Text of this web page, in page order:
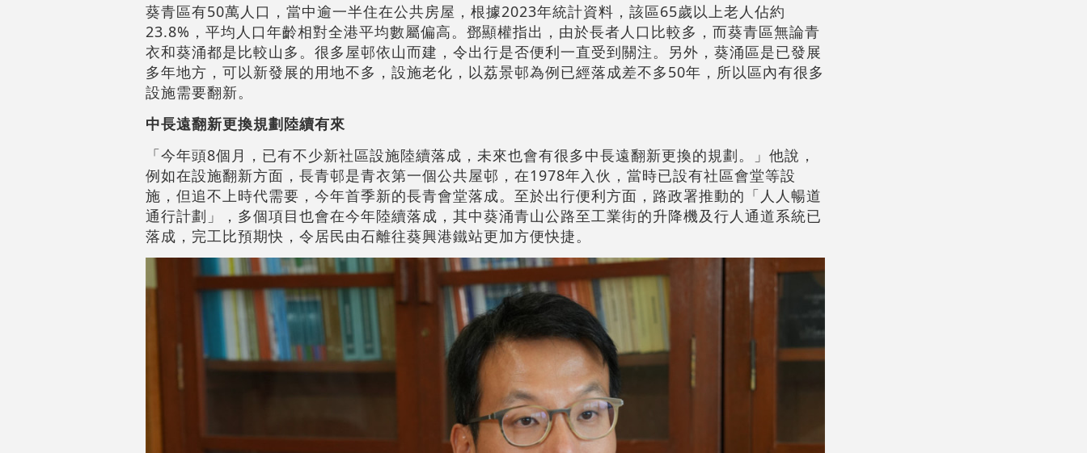
葵青區有50萬人口，當中逾一半住在公共房屋，根據2023年統計資料，該區65歲以上老人佔約
23.8%，平均人口年齡相對全港平均數屬偏高。鄧顯權指出，由於長者人口比較多，而葵青區無論青
衣和葵涌都是比較山多。很多屋邨依山而建，令出行是否便利一直受到關注。另外，葵涌區是已發展
多年地方，可以新發展的用地不多，設施老化，以荔景邨為例已經落成差不多50年，所以區內有很多
設施需要翻新。
中長遠翻新更換規劃陸續有來
「今年頭8個月，已有不少新社區設施陸續落成，未來也會有很多中長遠翻新更換的規劃。」他說，
例如在設施翻新方面，長青邨是青衣第一個公共屋邨，在1978年入伙，當時已設有社區會堂等設
施，但追不上時代需要，今年首季新的長青會堂落成。至於出行便利方面，路政署推動的「人人暢道
通行計劃」，多個項目也會在今年陸續落成，其中葵涌青山公路至工業街的升降機及行人通道系統已
落成，完工比預期快，令居民由石離往葵興港鐵站更加方便快捷。